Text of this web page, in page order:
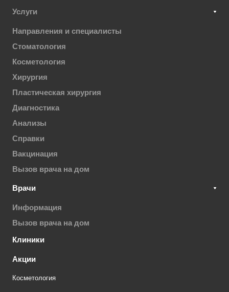
Услуги
Направления и специалисты
Стоматология
Косметология
Хирургия
Пластическая хирургия
Диагностика
Анализы
Справки
Вакцинация
Вызов врача на дом
Врачи
Информация
Вызов врача на дом
Клиники
Акции
Косметология